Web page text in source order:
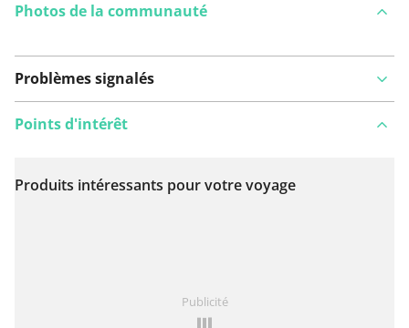
Photos de la communauté
Problèmes signalés
Voir sur la carte
Points d'intérêt
Produits intéressants pour votre voyage
Publicité